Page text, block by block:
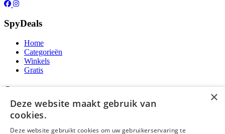
SpyDeals
Home
Categorieën
Winkels
Gratis
Over ons
Over ons
Contact
Publicatieregels
×
Deze website maakt gebruik van
cookies.
Deze website gebruikt cookies om uw gebruikerservaring te